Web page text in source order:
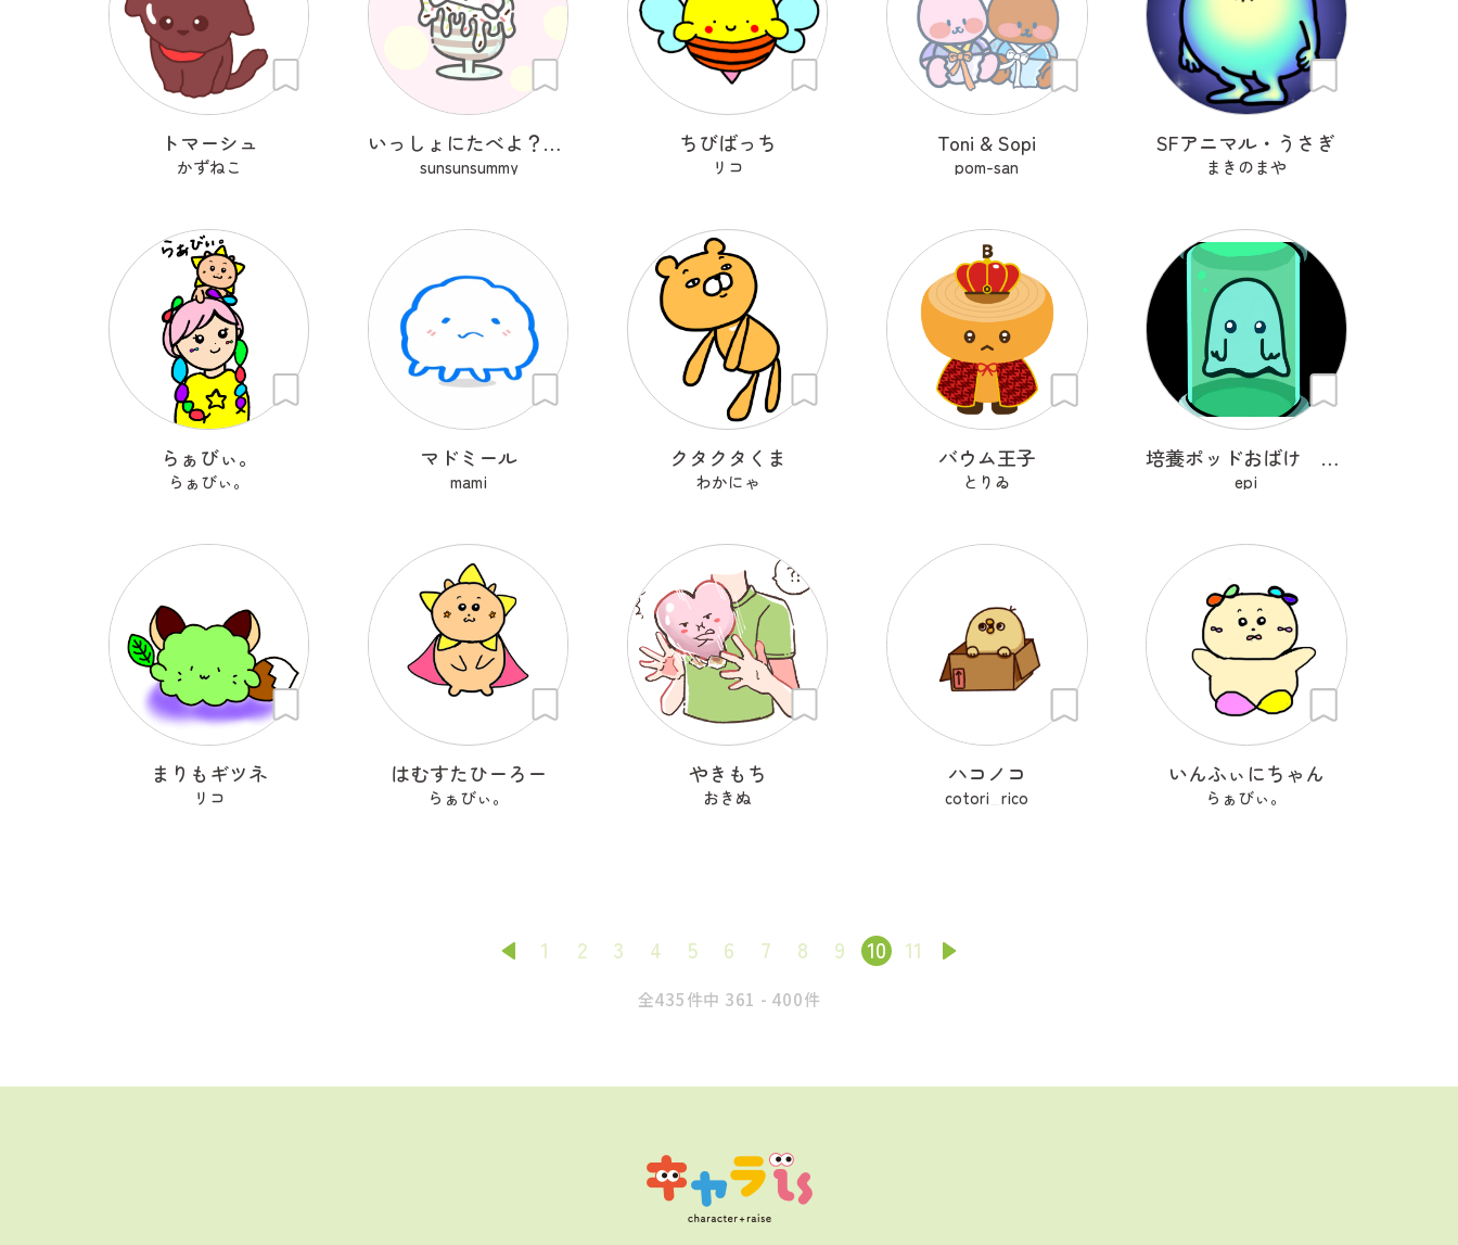
トマーシュ
かずねこ
いっしょにたべよ？ぱふぇ
sunsunsummy
ちびばっち
リコ
Toni & Sopi
pom-san
SFアニマル・うさぎ
まきのまや
らぁびぃ。
らぁびぃ。
マドミール
mami
クタクタくま
わかにゃ
バウム王子
とりゐ
培養ポッドおばけ フライトン
epi
まりもギツネ
リコ
はむすたひーろー
らぁびぃ。
やきもち
おきぬ
ハコノコ
cotori_rico
いんふぃにちゃん
らぁびぃ。
1 2 3 4 5 6 7 8 9 10 11
全435件中 361 - 400件